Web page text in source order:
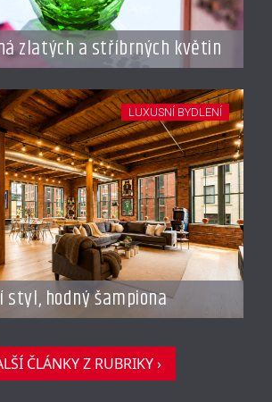
zlatých a stříbrných květin
hodný šampiona
LUXUSNÍ BYDLENÍ
ČLÁNKY Z RUBRIKY ›